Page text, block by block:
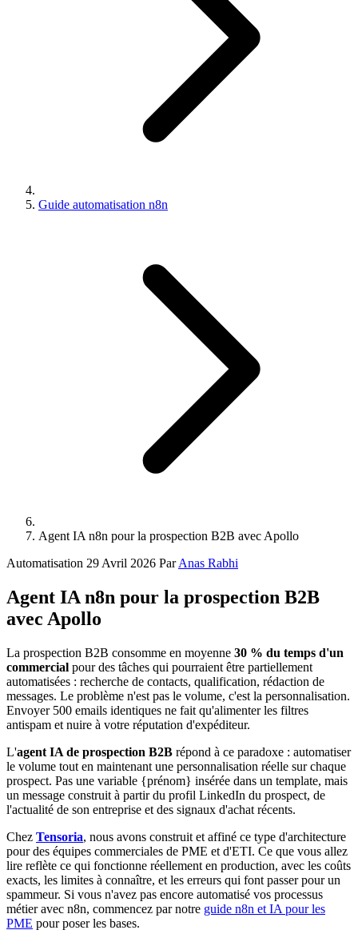
Guide automatisation n8n
Agent IA n8n pour la prospection B2B avec Apollo
Automatisation 29 Avril 2026 ParAnas Rabhi
Agent IA n8n pour la prospection B2B
avec Apollo
La prospection B2B consomme en moyenne 30 % du temps d'un
commercial pour des tâches qui pourraient être partiellement
automatisées : recherche de contacts, qualification, rédaction de
messages. Le problème n'est pas le volume, c'est la personnalisation.
Envoyer 500 emails identiques ne fait qu'alimenter les filtres
antispam et nuire à votre réputation d'expéditeur.
L'agent IA de prospection B2B répond à ce paradoxe : automatiser
le volume tout en maintenant une personnalisation réelle sur chaque
prospect. Pas une variable {prénom} insérée dans un template, mais
un message construit à partir du profil LinkedIn du prospect, de
l'actualité de son entreprise et des signaux d'achat récents.
Chez Tensoria, nous avons construit et affiné ce type d'architecture
pour des équipes commerciales de PME et d'ETI. Ce que vous allez
lire reflète ce qui fonctionne réellement en production, avec les coûts
exacts, les limites à connaître, et les erreurs qui font passer pour un
spammeur. Si vous n'avez pas encore automatisé vos processus
métier avec n8n, commencez par notre guide n8n et IA pour les
PME pour poser les bases.